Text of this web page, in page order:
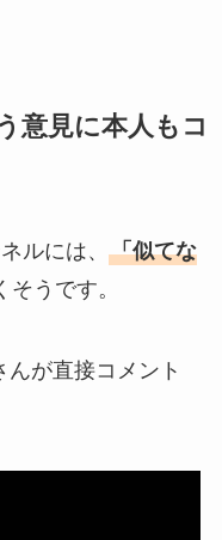
意見に本人もコ
ルには、 「似てな
うです。
が直接コメント